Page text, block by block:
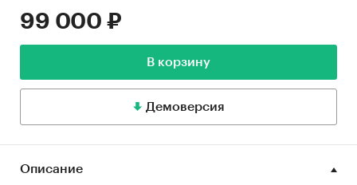
99 000 ₽
В корзину
Демоверсия
Описание